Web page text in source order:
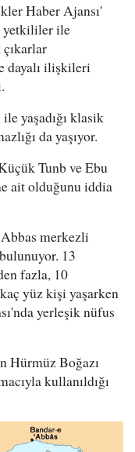
Haber Ajansı'
yetkililer ile
dayalı ilişkileri
yaşadığı klasik
da yaşıyor.
Tunb ve Ebu
ait olduğunu iddia
merkezli
13
fazla, 10
yüz kişi yaşarken
yerleşik nüfus
Hürmüz Boğazı
kullanıldığı